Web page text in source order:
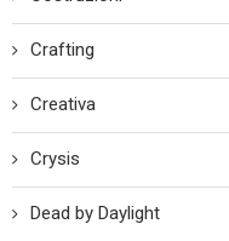
Crafting
Creativa
Crysis
Dead by Daylight